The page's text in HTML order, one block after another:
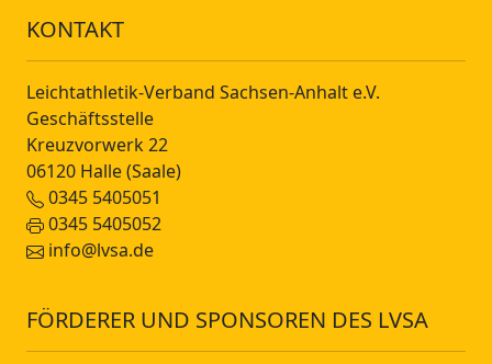
KONTAKT
Leichtathletik-Verband Sachsen-Anhalt e.V.
Geschäftsstelle
Kreuzvorwerk 22
06120 Halle (Saale)
0345 5405051
0345 5405052
info@lvsa.de
FÖRDERER UND SPONSOREN DES LVSA